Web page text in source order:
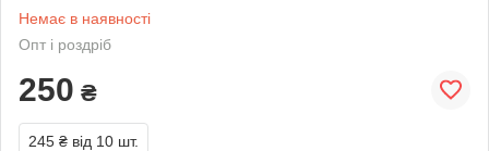
Немає в наявності
Опт і роздріб
250 ₴
245 ₴ від 10 шт.